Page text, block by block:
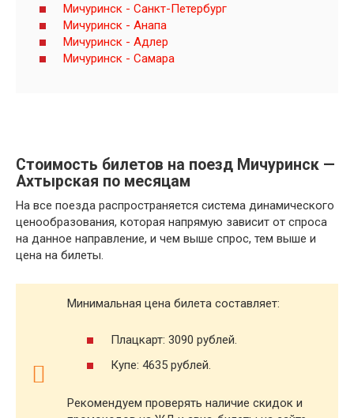
Мичуринск - Санкт-Петербург
Мичуринск - Анапа
Мичуринск - Адлер
Мичуринск - Самара
Стоимость билетов на поезд Мичуринск —
Ахтырская по месяцам
На все поезда распространяется система динамического
ценообразования, которая напрямую зависит от спроса
на данное направление, и чем выше спрос, тем выше и
цена на билеты.
Минимальная цена билета составляет:
Плацкарт: 3090 рублей.
Купе: 4635 рублей.
Рекомендуем проверять наличие скидок и